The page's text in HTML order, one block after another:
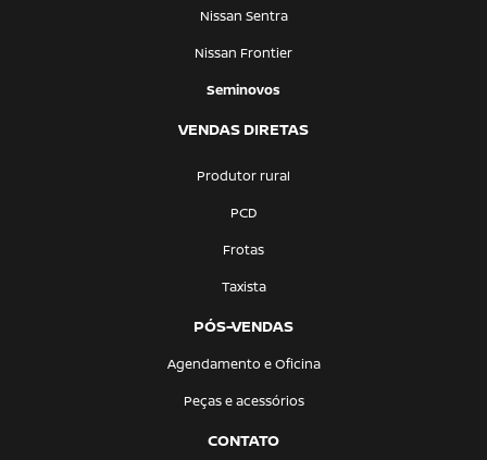
Nissan Sentra
Nissan Frontier
Seminovos
VENDAS DIRETAS
Produtor rural
PCD
Frotas
Taxista
PÓS-VENDAS
Agendamento e Oficina
Peças e acessórios
CONTATO